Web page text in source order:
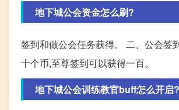
地下城公会资金怎么刷?
签到和做公会任务获得。 二、公会签
十个币,至尊签到可以获得一百。
地下城公会训练教官buff怎么开启?